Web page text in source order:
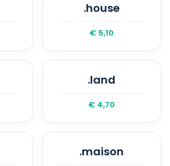
.house
€ 5,10
.land
€ 4,70
.maison